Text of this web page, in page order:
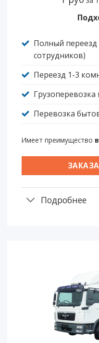
Полный переезд
сотрудников)
Переезд 1-3
Грузоперевозка
Перевозка
Имеет преимущество
Подробнее